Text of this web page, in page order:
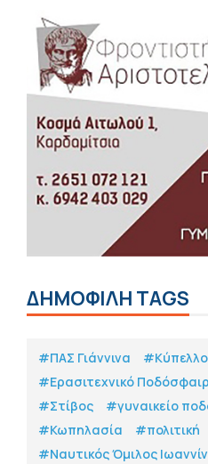
ΔΗΜΟΦΙΛΗ TAGS
#ΠΑΣ Γιάννινα
#Eρασιτεχνικό
#Στίβος
#γυναικείο
#Κωπηλασία
#πολιτική
#Ναυτικός Όμιλος